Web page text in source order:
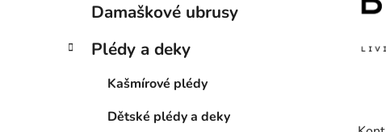
Damaškové ubrusy
Plédy a deky
Kašmírové plédy
Dětské plédy a deky